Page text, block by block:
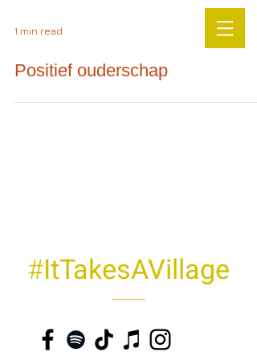
1 min read
Positief ouderschap
#ItTakesAVillage